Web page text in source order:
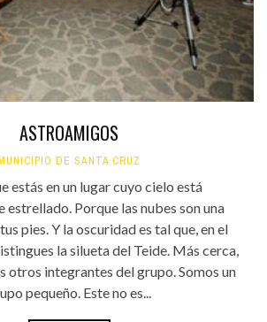
ASTROAMIGOS
DE SANTA CRUZ
estás en un lugar cuyo cielo está
estrellado. Porque las nubes son una
pies. Y la oscuridad es tal que, en el
la silueta del Teide. Más cerca,
otros integrantes del grupo. Somos un
pequeño. Este no es...